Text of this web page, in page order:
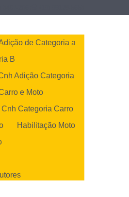
de Categoria a
B
Adição Categoria
e Moto
Cnh Categoria Carro
Habilitação Moto